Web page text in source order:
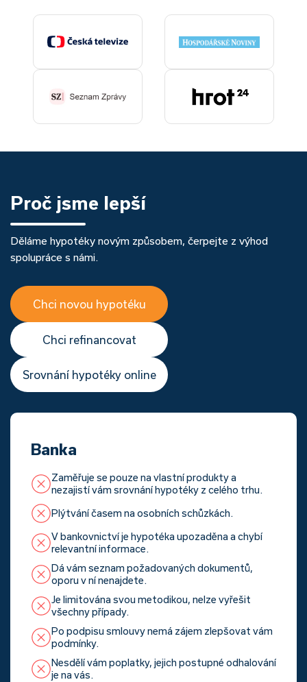
Proč jsme lepší
Děláme hypotéky novým způsobem, čerpejte z výhod
spolupráce s námi.
Chci novou hypotéku
Chci refinancovat
Srovnání hypotéky online
Banka
Zaměřuje se pouze na vlastní produkty a
nezajistí vám srovnání hypotéky z celého trhu.
Plýtvání časem na osobních schůzkách.
V bankovnictví je hypotéka upozaděna a chybí
relevantní informace.
Dá vám seznam požadovaných dokumentů,
oporu v ní nenajdete.
Je limitována svou metodikou, nelze vyřešit
všechny případy.
Po podpisu smlouvy nemá zájem zlepšovat vám
podmínky.
Nesdělí vám poplatky, jejich postupné odhalování
je na vás.